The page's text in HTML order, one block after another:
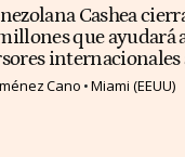
Cashea
que ayudará
internacionales
Cano Miami (EEUU)